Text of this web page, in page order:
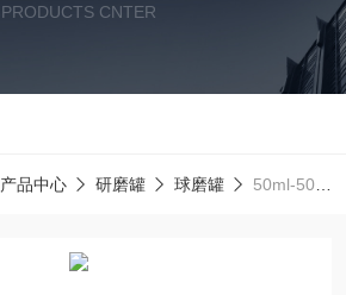
PRODUCTS CNTER
产品中心 研磨罐 球磨罐 50ml-5000ml实验室尼龙研磨罐